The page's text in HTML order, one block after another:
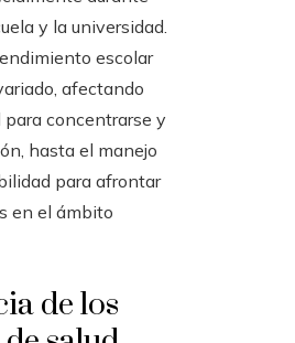
y la universidad.
escolar
afectando
concentrarse y
hasta el manejo
para afrontar
en el ámbito
de los